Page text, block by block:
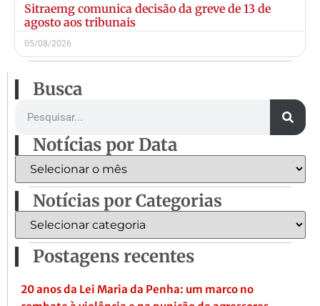
Sitraemg comunica decisão da greve de 13 de
agosto aos tribunais
05/08/2026
Busca
Notícias por Data
Notícias por Categorias
Postagens recentes
20 anos da Lei Maria da Penha: um marco no